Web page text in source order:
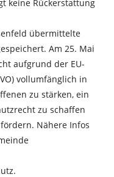
keine Rückerstattung
übermittelte
Am 25. Mai
aufgrund der EU-
vollumfänglich in
zu stärken, ein
zu schaffen
Nähere Infos